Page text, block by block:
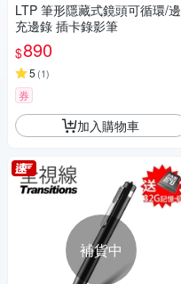
LTP 筆形隱藏式鏡頭可循環/邊
充邊錄 插卡錄影筆
$890
5 (1)
券
加入購物車
補貨中